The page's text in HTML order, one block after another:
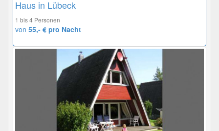
Haus in Lübeck
1 bis 4 Personen
von 55,- € pro Nacht